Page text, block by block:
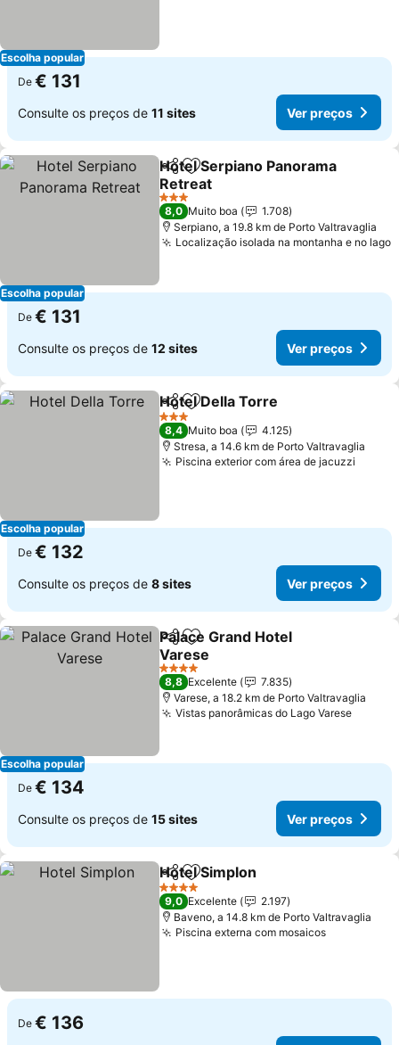
Escolha popular
De € 131
Consulte os preços de 11 sites Ver preços
Escolha popular
PartilharAdicionar aos favoritos
Hotel Serpiano Panorama
Retreat
3 Estrelas
8,0 Muito boa
1.708
Serpiano, a 19.8 km de Porto Valtravaglia
Localização isolada na montanha e no lago
De € 131
Consulte os preços de 12 sites Ver preços
Escolha popular
PartilharAdicionar aos favoritos
Hotel Della Torre
3 Estrelas
8,4 Muito boa
4.125
Stresa, a 14.6 km de Porto Valtravaglia
Piscina exterior com área de jacuzzi
De € 132
Consulte os preços de 8 sites Ver preços
Escolha popular
PartilharAdicionar aos favoritos
Palace Grand Hotel
Varese
4 Estrelas
8,8 Excelente
7.835
Varese, a 18.2 km de Porto Valtravaglia
Vistas panorâmicas do Lago Varese
De € 134
Consulte os preços de 15 sites Ver preços
PartilharAdicionar aos favoritos
Hotel Simplon
4 Estrelas
9,0 Excelente
2.197
Baveno, a 14.8 km de Porto Valtravaglia
Piscina externa com mosaicos
De € 136